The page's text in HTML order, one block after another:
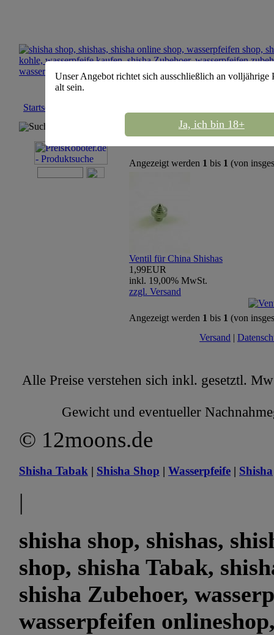
Startseite
Suchmaschine
Angezeigt werden 1 bis 1 (von
Ventil für China Shishas
1,99EUR
inkl. 19,00% MwSt.
zzgl. Versand
Angezeigt werden 1 bis 1 (von
Versand |
Alle Preise verstehen sich inkl. gesetztl.
Gewicht und eventueller
© 12moons.de
Shisha Tabak | Shisha Shop | Wasserpfeife | Shisha
|
shisha shop, shishas,
shop, shisha Tabak,
shisha Zubehoer,
wasserpfeifen
Unser Angebot richtet sich ausschließlich an volljährige
alt sein.
Ja, ich bin 18+